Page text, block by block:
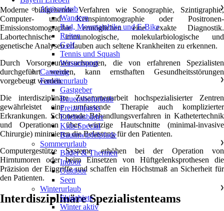
Moderne bildgebende Verfahren wie Sonographie, Szintigraphie,
Computer- und Kernspintomographie oder Positronen-
Emissionstomographie ermöglichen eine exakte Diagnostik.
Labortechnische immunologische, molekularbiologische und
genetische Analysen erlauben auch seltene Krankheiten zu erkennen.
Durch Vorsorgeuntersuchungen, die von erfahrenen Spezialisten
durchgeführt werden, kann ernsthaften Gesundheitsstörungen
vorgebeugt werden.
Die interdisziplinäre Zusammenarbeit hochspezialisierter Zentren
gewährleistet eine umfassende Therapie auch komplizierter
Erkrankungen. Schonende Behandlungsverfahren in Kathetertechnik
und Operationen über winzige Hautschnitte (minimal-invasive
Chirurgie) minimieren die Belastung für den Patienten.
Computergestütze Systeme erhöhen bei der Operation von
Hirntumoren oder beim Einsetzen von Hüftgelenksprothesen die
Präzision der Eingriffe und schaffen ein Höchstmaß an Sicherheit für
den Patienten.
Interdisziplinäre Spezialistenteams
Aktivurlaub
❯
Wandern
Rad, Mountainbike und E-Bike
Reiten
Golf
Tennis und Squash
Wassersport
Camping
Familienurlaub
❯
Gastgeber
Bauernhofurlaub
Freizeitparks
Erlebnisbäder
Kids-Special
Baumwipfelpfade
Sommerurlaub
❯
Bäder & Thermen
Indoor
Outdoor
Seen
Winterurlaub
❯
Skigebiete
Winter aktiv